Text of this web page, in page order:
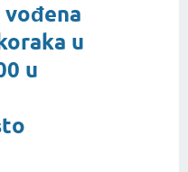
vođena
u
u